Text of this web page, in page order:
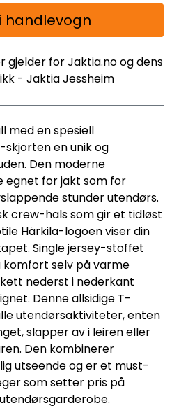
handlevogn
gjelder for Jaktia.no og dens
- Jaktia Jessheim
med en spesiell
en unik og
Den moderne
egnet for jakt som for
stunder utendørs.
crew-hals som gir et tidløst
Härkila-logoen viser din
Single jersey-stoffet
komfort selv på varme
nederst i nederkant
Denne allsidige T-
utendørsaktiviteter, enten
slapper av i leiren eller
Den kombinerer
utseende og er et must-
som setter pris på